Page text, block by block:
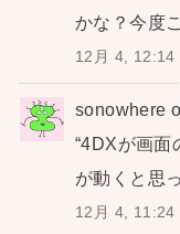
かな？今度
12月 4, 12:14
sonowhere
“4DXが画面
が動くと思
12月 4, 11:24